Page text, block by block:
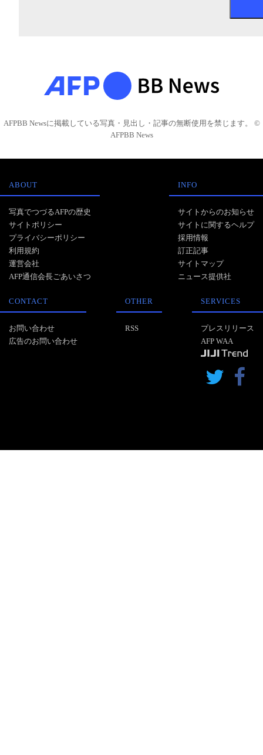
AFPBB Newsに掲載している写真・見出し・記事の無断使用を禁じます。 ©
AFPBB News
ABOUT
写真でつづるAFPの歴史
サイトポリシー
プライバシーポリシー
利用規約
運営会社
AFP通信会長ごあいさつ
INFO
サイトからのお知らせ
サイトに関するヘルプ
採用情報
訂正記事
サイトマップ
ニュース提供社
CONTACT
お問い合わせ
広告のお問い合わせ
OTHER
RSS
SERVICES
プレスリリース
AFP WAA